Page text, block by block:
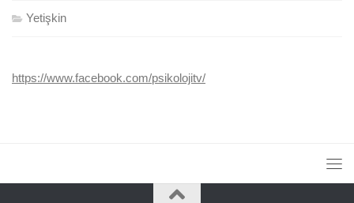
Yetişkin
https://www.facebook.com/psikolojitv/